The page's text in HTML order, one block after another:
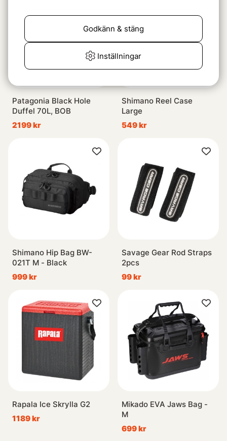
Patagonia Black Hole
Duffel 70L, BOB
2199 kr
Shimano Reel Case
Large
549 kr
Shimano Hip Bag BW-
021T M - Black
999 kr
Savage Gear Rod Straps
2pcs
99 kr
Rapala Ice Skrylla G2
1189 kr
Mikado EVA Jaws Bag -
M
699 kr
Inställningar
Godkänn & stäng